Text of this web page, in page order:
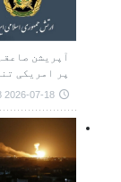
آپریشن
پر امریکی
2026-07-18 08:18